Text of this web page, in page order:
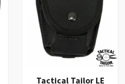
Tactical Tailor LE